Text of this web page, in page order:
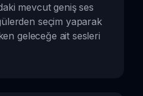
mevcut geniş ses
seçim yaparak
geleceğe ait sesleri